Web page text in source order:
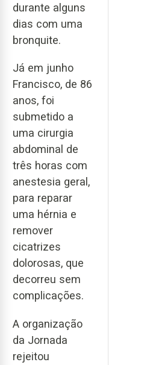
durante alguns
dias com uma
bronquite.
Já em junho
Francisco, de 86
anos, foi
submetido a
uma cirurgia
abdominal de
três horas com
anestesia geral,
para reparar
uma hérnia e
remover
cicatrizes
dolorosas, que
decorreu sem
complicações.
A organização
da Jornada
rejeitou